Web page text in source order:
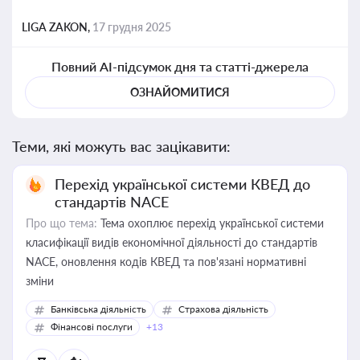
LIGA ZAKON, 17 грудня 2025
Повний AI-підсумок дня та статті-джерела
ОЗНАЙОМИТИСЯ
Теми, які можуть вас зацікавити:
Перехід української системи КВЕД до
стандартів NACE
Про що тема: Тема охоплює перехід української системи
класифікації видів економічної діяльності до стандартів
NACE, оновлення кодів КВЕД та пов'язані нормативні
зміни
Банківська діяльність
Страхова діяльність
Фінансові послуги
+13